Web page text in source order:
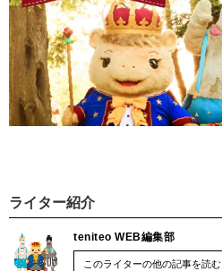
ライター紹介
teniteo WEB編集部
このライターの他の記事を読む